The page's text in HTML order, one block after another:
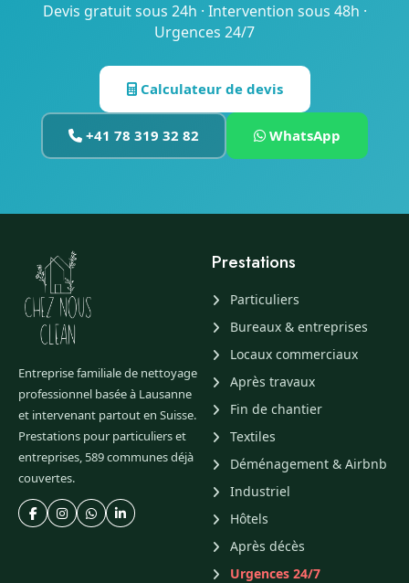
Devis gratuit sous 24h · Intervention sous 48h ·
Urgences 24/7
Calculateur de devis
+41 78 319 32 82 WhatsApp
Entreprise familiale de nettoyage
professionnel basée à Lausanne
et intervenant partout en Suisse.
Prestations pour particuliers et
entreprises, 589 communes déjà
couvertes.
Prestations
Particuliers
Bureaux & entreprises
Locaux commerciaux
Après travaux
Fin de chantier
Textiles
Déménagement & Airbnb
Industriel
Hôtels
Après décès
Urgences 24/7